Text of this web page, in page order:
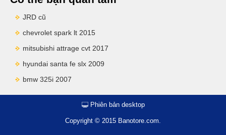
JRD cũ
chevrolet spark lt 2015
mitsubishi attrage cvt 2017
hyundai santa fe slx 2009
bmw 325i 2007
Phiên bản desktop
Copyright © 2015 Banotore.com.